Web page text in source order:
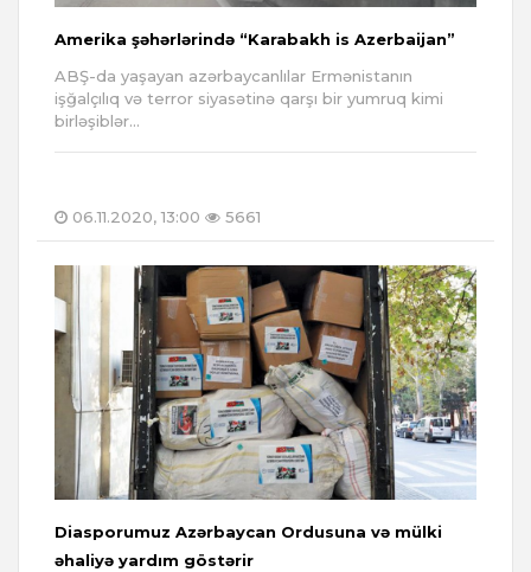
Amerika şəhərlərində “Karabakh is Azerbaijan”
ABŞ-da yaşayan azərbaycanlılar Ermənistanın
işğalçılıq və terror siyasətinə qarşı bir yumruq kimi
birləşiblər...
06.11.2020, 13:00 5661
Diasporumuz Azərbaycan Ordusuna və mülki
əhaliyə yardım göstərir